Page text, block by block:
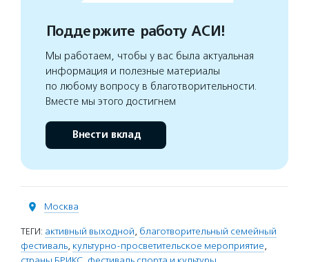
Поддержите работу АСИ!
Мы работаем, чтобы у вас была актуальная
информация и полезные материалы
по любому вопросу в благотворительности.
Вместе мы этого достигнем
Внести вклад
Москва
ТЕГИ: активный выходной, благотворительный семейный
фестиваль, культурно-просветительское мероприятие,